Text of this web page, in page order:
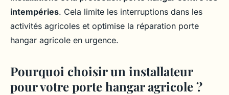
intempéries. Cela limite les interruptions dans les
activités agricoles et optimise la réparation porte
hangar agricole en urgence.
Pourquoi choisir un installateur
pour votre porte hangar agricole ?